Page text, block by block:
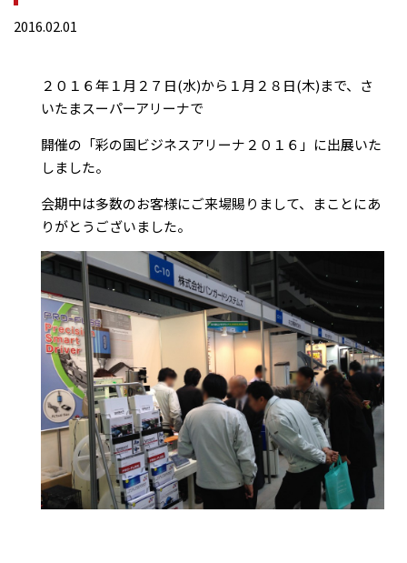
2016.02.01
２０１６年１月２７日(水)から１月２８日(木)まで、さ
いたまスーパーアリーナで
開催の「彩の国ビジネスアリーナ２０１６」に出展いた
しました。
会期中は多数のお客様にご来場賜りまして、まことにあ
りがとうございました。